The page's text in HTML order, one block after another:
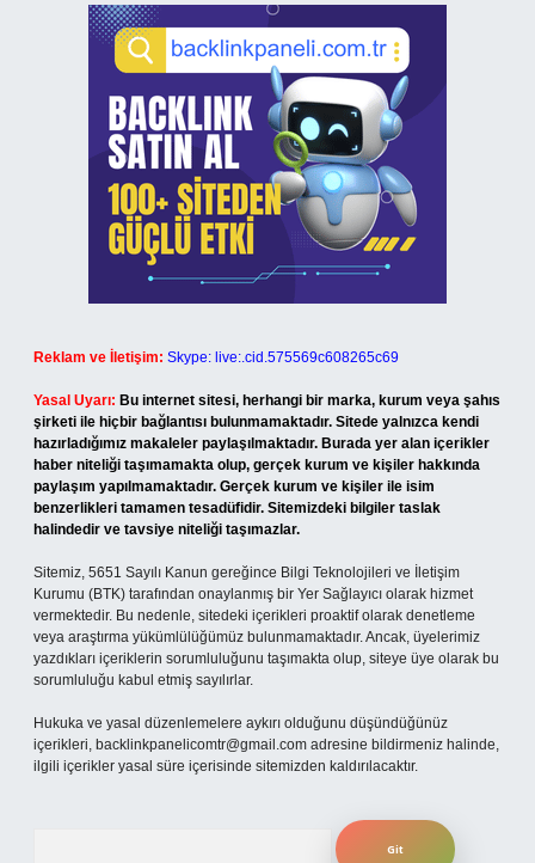
Reklam ve İletişim: Skype: live:.cid.575569c608265c69
Yasal Uyarı: Bu internet sitesi, herhangi bir marka, kurum veya şahıs
şirketi ile hiçbir bağlantısı bulunmamaktadır. Sitede yalnızca kendi
hazırladığımız makaleler paylaşılmaktadır. Burada yer alan içerikler
haber niteliği taşımamakta olup, gerçek kurum ve kişiler hakkında
paylaşım yapılmamaktadır. Gerçek kurum ve kişiler ile isim
benzerlikleri tamamen tesadüfidir. Sitemizdeki bilgiler taslak
halindedir ve tavsiye niteliği taşımazlar.
Sitemiz, 5651 Sayılı Kanun gereğince Bilgi Teknolojileri ve İletişim
Kurumu (BTK) tarafından onaylanmış bir Yer Sağlayıcı olarak hizmet
vermektedir. Bu nedenle, sitedeki içerikleri proaktif olarak denetleme
veya araştırma yükümlülüğümüz bulunmamaktadır. Ancak, üyelerimiz
yazdıkları içeriklerin sorumluluğunu taşımakta olup, siteye üye olarak bu
sorumluluğu kabul etmiş sayılırlar.
Hukuka ve yasal düzenlemelere aykırı olduğunu düşündüğünüz
içerikleri, backlinkpanelicomtr@gmail.com adresine bildirmeniz halinde,
ilgili içerikler yasal süre içerisinde sitemizden kaldırılacaktır.